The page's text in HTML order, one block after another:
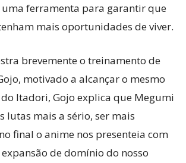
ferramenta para garantir que
mais oportunidades de viver.
brevemente o treinamento de
motivado a alcançar o mesmo
Itadori, Gojo explica que Megumi
lutas mais a sério, ser mais
final o anime nos presenteia com
de domínio do nosso